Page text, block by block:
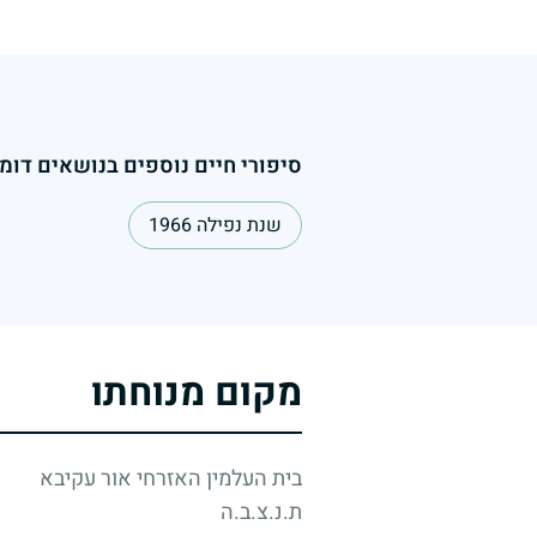
סיפורי חיים נוספים בנושאים
שנת נפילה 1966
מקום מנוחתו
בית העלמין האזרחי אור עקיבא
ת.נ.צ.ב.ה